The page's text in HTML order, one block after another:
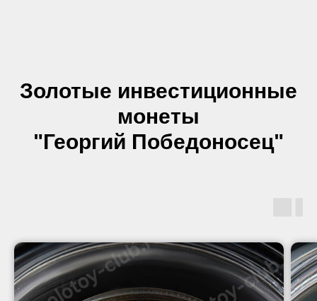
Золотые инвестиционные
монеты
"Георгий Победоносец"